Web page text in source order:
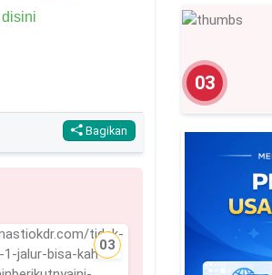
disini
Bagikan
03
03